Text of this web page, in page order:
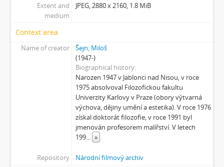
[Subseries] Pinup
[Subseries] The Time
[Subseries] Čas zkoušky
[Subseries] Musica Picta – Hodina slavnosti
[Subseries] Musica Picta – Minuty strachu
[Subseries] Musica Picta – Čas smutku
[Subseries] Velká dětská symfonie
[Subseries] Musica Picta – Čas tance
[Subseries] Musica Picta – Čas radování
[Subseries] Musica Picta – Čas veselosti
[Subseries] Jednou ráno
[Subseries] Wet Video
Extent and
medium
JPEG, 2880 x 2160, 1.8 MiB
Context area
Name of creator
Šejn, Miloš
(1947-)
Biographical history
Narozen 1947 v Jablonci nad Nisou, v roce
1975 absolvoval Filozofickou fakultu
Univerzity Karlovy v Praze (obory výtvarná
výchova, dějiny umění a estetika). V roce 1976
získal doktorát filozofie, v roce 1991 byl
jmenován profesorem malířství. V letech
199... »
Repository Národní filmový archiv